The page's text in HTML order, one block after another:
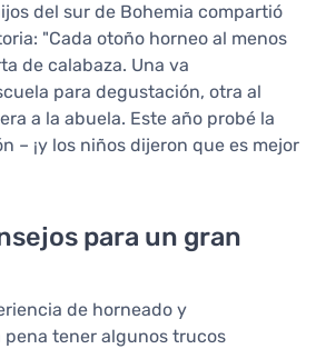
del sur de Bohemia compartió
"Cada otoño horneo al menos
de calabaza. Una va
para degustación, otra al
a la abuela. Este año probé la
– ¡y los niños dijeron que es mejor
para un gran
de horneado y
tener algunos trucos